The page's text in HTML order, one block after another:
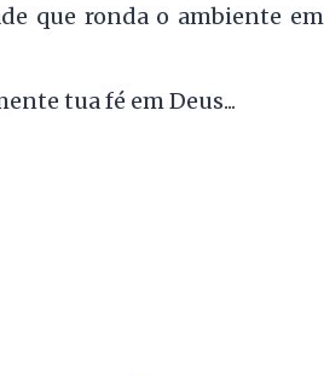
que ronda o ambiente em
tua fé em Deus...